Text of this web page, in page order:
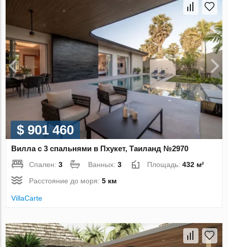
$ 901 460
Вилла с 3 спальнями в Пхукет, Таиланд №2970
Спален:3 Ванных:3 Площадь:432 м²
Расстояние до моря:5 км
VillaСarte